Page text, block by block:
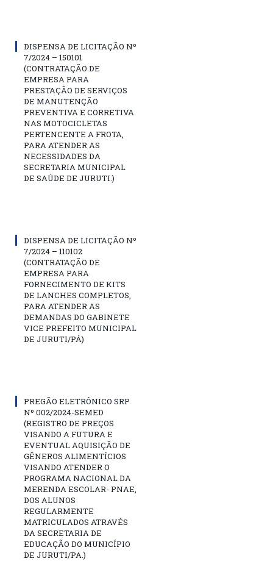
DISPENSA DE LICITAÇÃO Nº
7/2024 – 150101
(CONTRATAÇÃO DE
EMPRESA PARA
PRESTAÇÃO DE SERVIÇOS
DE MANUTENÇÃO
PREVENTIVA E CORRETIVA
NAS MOTOCICLETAS
PERTENCENTE A FROTA,
PARA ATENDER AS
NECESSIDADES DA
SECRETARIA MUNICIPAL
DE SAÚDE DE JURUTI.)
DISPENSA DE LICITAÇÃO Nº
7/2024 – 110102
(CONTRATAÇÃO DE
EMPRESA PARA
FORNECIMENTO DE KITS
DE LANCHES COMPLETOS,
PARA ATENDER AS
DEMANDAS DO GABINETE
VICE PREFEITO MUNICIPAL
DE JURUTI/PÁ)
PREGÃO ELETRÔNICO SRP
Nº 002/2024-SEMED
(REGISTRO DE PREÇOS
VISANDO A FUTURA E
EVENTUAL AQUISIÇÃO DE
GÊNEROS ALIMENTÍCIOS
VISANDO ATENDER O
PROGRAMA NACIONAL DA
MERENDA ESCOLAR- PNAE,
DOS ALUNOS
REGULARMENTE
MATRICULADOS ATRAVÉS
DA SECRETARIA DE
EDUCAÇÃO DO MUNICÍPIO
DE JURUTI/PA.)